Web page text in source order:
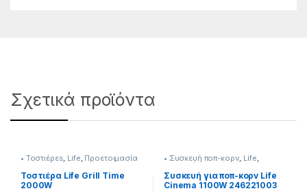
Σχετικά προϊόντα
• Τοστιέρεs, Life, Προετοιμασία
Πρωινού
Τοστιέρα Life Grill Time
2000W
• Συσκευή ποπ-κορν, Life,
Συσκευές Κουζίνας
Συσκευή για ποπ-κορν Life
Cinema 1100W 246221003